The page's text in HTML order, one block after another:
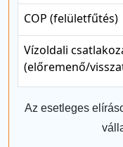
COP (felületfűtés)
Vízoldali
(előremenő/
Az esetleges